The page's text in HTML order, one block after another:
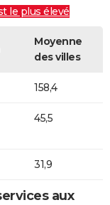
le plus élevé
Moyenne
des villes
158,4
45,5
31,9
aux